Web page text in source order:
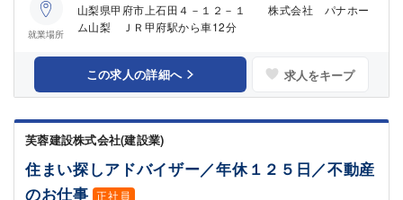
就業場所
山梨県甲府市上石田４－１２－１ 株式会社 パナホー
ム山梨 ＪＲ甲府駅から車12分
この求人の詳細へ 求人をキープ
芙蓉建設株式会社(建設業)
住まい探しアドバイザー／年休１２５日／不動産
のお仕事 正社員